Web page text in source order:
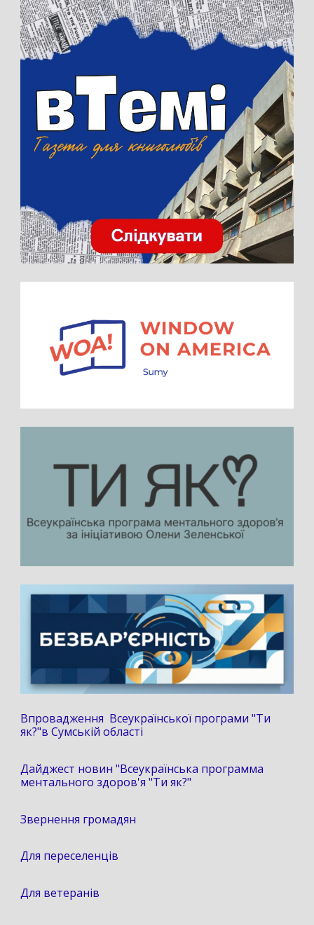
Впровадження Всеукраїнської програми "Ти
як?"в Сумській області
Дайджест новин "Всеукраїнська программа
ментального здоров'я "Ти як?"
Звернення громадян
Для переселенців
Для ветеранів